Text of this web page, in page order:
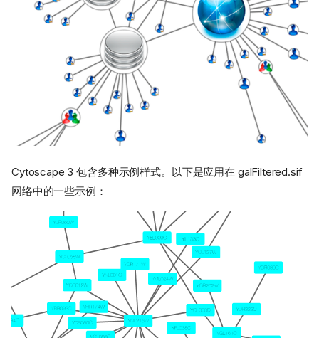
Cytoscape 3 包含多种示例样式。以下是应用在 galFiltered.sif
网络中的一些示例：